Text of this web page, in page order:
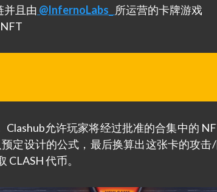
并且由 @InfernoLabs_ 所运营的卡牌游戏
Clashub允许玩家将经过批准的合集中的
定设计的公式，最后换算出这张卡的攻
代币。